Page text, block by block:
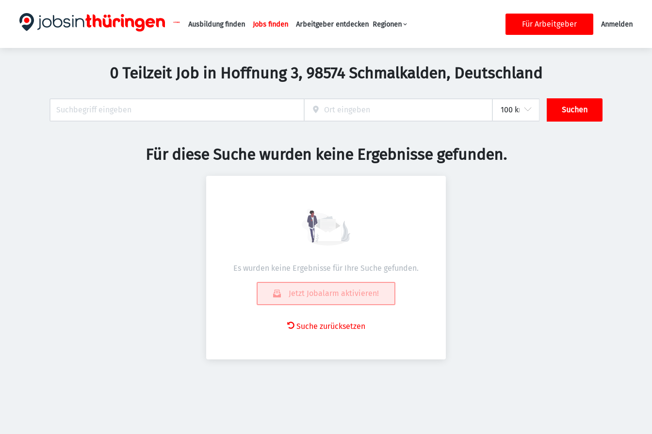
Haupt-Navigation
Ausbildung finden Jobs finden Arbeitgeber entdecken Regionen Für Arbeitgeber Anmelden
0 Teilzeit Job in Hoffnung 3, 98574 Schmalkalden, Deutschland
Suchen
Für diese Suche wurden keine Ergebnisse gefunden.
Es wurden keine Ergebnisse für Ihre Suche gefunden.
Jetzt Jobalarm aktivieren!
Suche zurücksetzen